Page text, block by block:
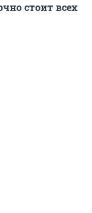
стоит всех